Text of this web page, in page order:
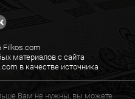
Filkos.com
материалов с сайта
в качестве источника
Вам не нужны, вы можете